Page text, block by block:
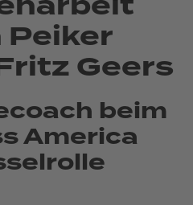
Geers
beim
America